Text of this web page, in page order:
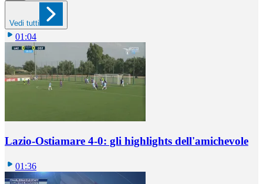
Vedi tutti
01:04
Lazio-Ostiamare 4-0: gli highlights dell'amichevole
01:36